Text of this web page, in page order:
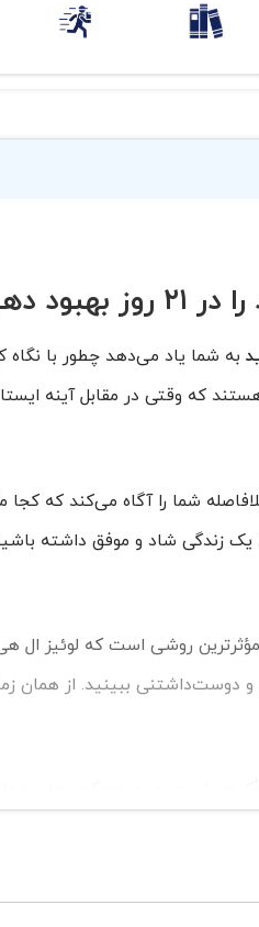
دهید
به شما یاد می‌دهد چطور با نگاه
که وقتی در مقابل آینه
شما را آگاه می‌کند که
زندگی شاد و موفق داشته
دوست‌داشتنی ببینید. از همان
است. همه خودگویی‌ها و
می‌کنند که به شما کمک می‌کنند